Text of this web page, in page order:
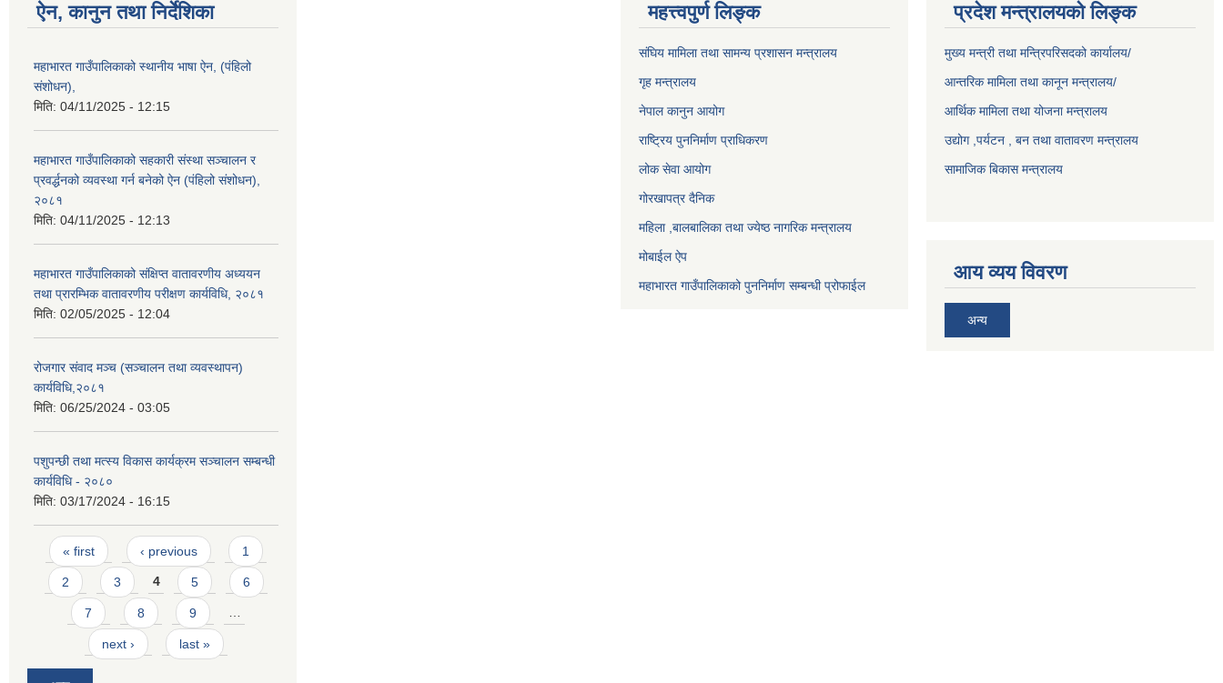
ऐन, कानुन तथा निर्देशिका
महाभारत गाउँपालिकाको स्थानीय भाषा ऐन, (पंहिलो
संशोधन),
मिति: 04/11/2025 - 12:15
महाभारत गाउँपालिकाको सहकारी संस्था सञ्चालन र
प्रवर्द्धनको व्यवस्था गर्न बनेको ऐन (पंहिलो संशोधन),
२०८१
मिति: 04/11/2025 - 12:13
महाभारत गाउँपालिकाको संक्षिप्त वातावरणीय अध्ययन
तथा प्रारम्भिक वातावरणीय परीक्षण कार्यविधि, २०८१
मिति: 02/05/2025 - 12:04
रोजगार संवाद मञ्च (सञ्चालन तथा व्यवस्थापन)
कार्यविधि,२०८१
मिति: 06/25/2024 - 03:05
पशुपन्छी तथा मत्स्य विकास कार्यक्रम सञ्चालन सम्बन्धी
कार्यविधि - २०८०
मिति: 03/17/2024 - 16:15
Pages
« first ‹ previous 1
2 3 4 5 6
7 8 9 …
next › last »
महत्त्वपुर्ण लिङ्क
संघिय मामिला तथा सामन्य प्रशासन मन्त्रालय
गृह मन्त्रालय
नेपाल कानुन आयोग
राष्ट्रिय पुननिर्माण प्राधिकरण
लोक सेवा आयोग
गोरखापत्र दैनिक
महिला ,बालबालिका तथा ज्येष्ठ नागरिक मन्त्रालय
मोबाईल ऐप
महाभारत गाउँपालिकाको पुननिर्माण सम्बन्धी प्रोफाईल
प्रदेश मन्त्रालयको लिङ्क
मुख्य मन्त्री तथा मन्त्रिपरिसदको कार्यालय/
आन्तरिक मामिला तथा कानून मन्त्रालय/
आर्थिक मामिला तथा योजना मन्त्रालय
उद्योग ,पर्यटन , बन तथा वातावरण मन्त्रालय
सामाजिक बिकास मन्त्रालय
आय व्यय विवरण
अन्य